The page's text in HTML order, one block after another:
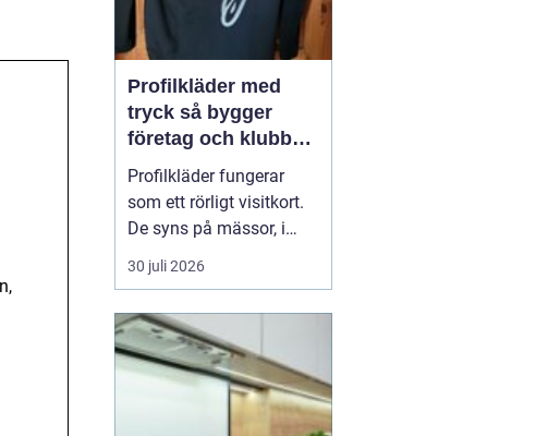
Profilkläder med
tryck så bygger
företag och klubbar
en starkare identitet
Profilkläder fungerar
som ett rörligt visitkort.
De syns på mässor, i
butiker, på byggen och
längs vägarna. När
genomtänkta, håller god
kvalitet och har ett
tydligt tryck skapar de
igenkänning, stolthet
30 juli 2026